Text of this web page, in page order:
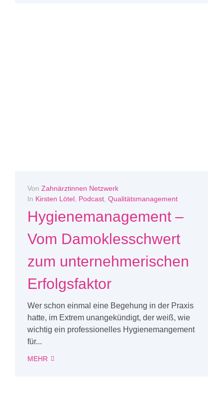
Von Zahnärztinnen Netzwerk
In Kirsten Lötel Podcast Qualitätsmanagement
Hygienemanagement –
Vom Damoklesschwert
zum unternehmerischen
Erfolgsfaktor
Wer schon einmal eine Begehung in der Praxis
hatte, im Extrem unangekündigt, der weiß, wie
wichtig ein professionelles Hygienemangement
für...
MEHR